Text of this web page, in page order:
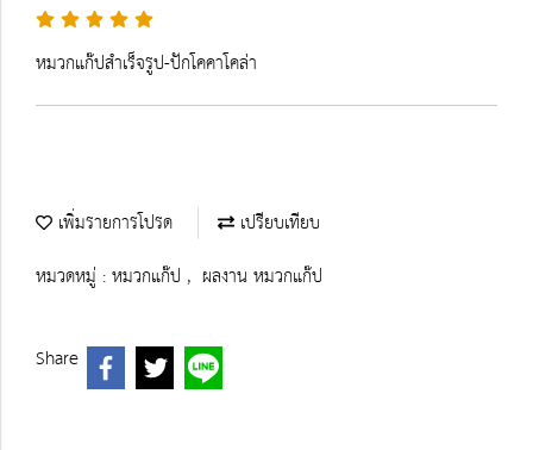
หมวกแก๊ปสำเร็จรูป-ปักโคคาโคล่า
เพิ่มรายการโปรด
เปรียบเทียบ
หมวดหมู่ :หมวกแก๊ป , ผลงาน หมวกแก๊ป
Share